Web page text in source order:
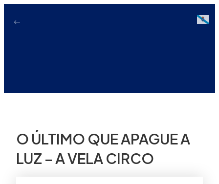
O ÚLTIMO QUE APAGUE A
LUZ – A VELA CIRCO